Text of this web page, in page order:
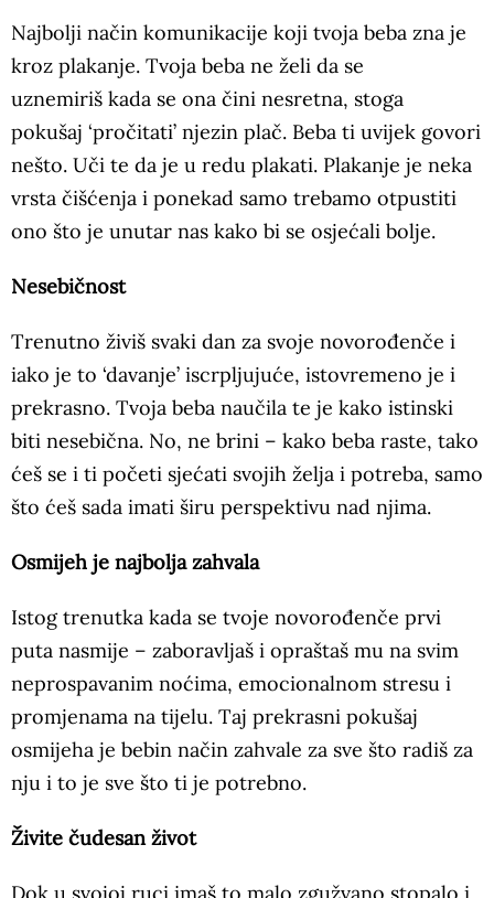
Najbolji način komunikacije koji tvoja beba zna je
kroz plakanje. Tvoja beba ne želi da se
uznemiriš kada se ona čini nesretna, stoga
pokušaj ‘pročitati’ njezin plač. Beba ti uvijek govori
nešto. Uči te da je u redu plakati. Plakanje je neka
vrsta čišćenja i ponekad samo trebamo otpustiti
ono što je unutar nas kako bi se osjećali bolje.
Nesebičnost
Trenutno živiš svaki dan za svoje novorođenče i
iako je to ‘davanje’ iscrpljujuće, istovremeno je i
prekrasno. Tvoja beba naučila te je kako istinski
biti nesebična. No, ne brini – kako beba raste, tako
ćeš se i ti početi sjećati svojih želja i potreba, samo
što ćeš sada imati širu perspektivu nad njima.
Osmijeh je najbolja zahvala
Istog trenutka kada se tvoje novorođenče prvi
puta nasmije – zaboravljaš i opraštaš mu na svim
neprospavanim noćima, emocionalnom stresu i
promjenama na tijelu. Taj prekrasni pokušaj
osmijeha je bebin način zahvale za sve što radiš za
nju i to je sve što ti je potrebno.
Živite čudesan život
Dok u svojoj ruci imaš to malo zgužvano stopalo i